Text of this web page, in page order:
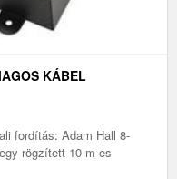
KÁBEL
fordítás: Adam Hall 8-
rögzített 10 m-es